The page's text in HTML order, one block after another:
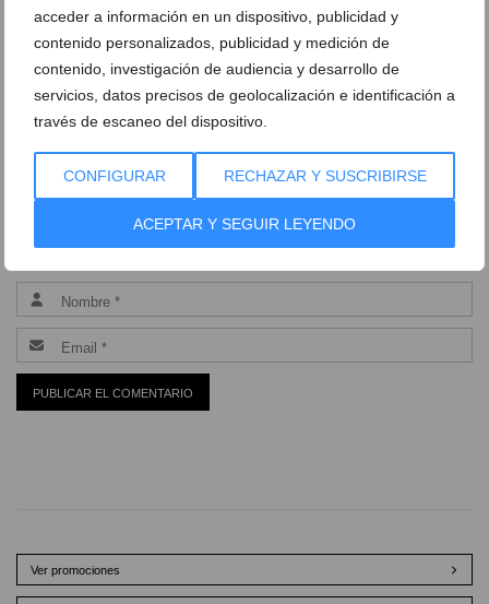
acceder a información en un dispositivo, publicidad y
contenido personalizados, publicidad y medición de
contenido, investigación de audiencia y desarrollo de
servicios, datos precisos de geolocalización e identificación a
través de escaneo del dispositivo.
CONFIGURAR RECHAZAR Y SUSCRIBIRSE
ACEPTAR Y SEGUIR LEYENDO
Ver promociones